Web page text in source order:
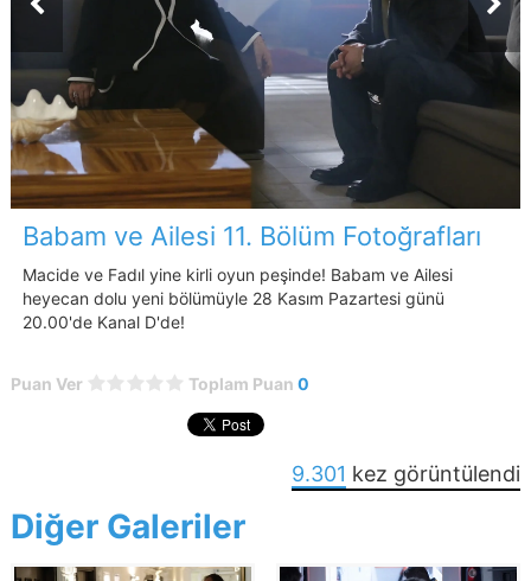
Babam ve Ailesi 11. Bölüm Fotoğrafları
Macide ve Fadıl yine kirli oyun peşinde! Babam ve Ailesi
heyecan dolu yeni bölümüyle 28 Kasım Pazartesi günü
20.00'de Kanal D'de!
Puan Ver Toplam Puan 0
9.301 kez görüntülendi
Diğer Galeriler